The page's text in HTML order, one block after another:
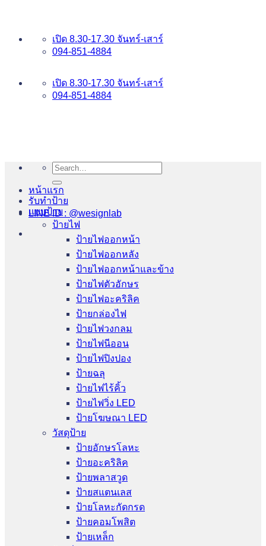
เปิด 8.30-17.30 จันทร์-เสาร์
094-851-4884
เปิด 8.30-17.30 จันทร์-เสาร์
094-851-4884
LINE ID : @wesignlab
Search
for:
หน้าแรก
รับทำป้าย
แบบป้าย
ป้ายไฟ
ป้ายไฟออกหน้า
ป้ายไฟออกหลัง
ป้ายไฟออกหน้าและข้าง
ป้ายไฟตัวอักษร
ป้ายไฟอะคริลิค
ป้ายกล่องไฟ
ป้ายไฟวงกลม
ป้ายไฟนีออน
ป้ายไฟปิงปอง
ป้ายฉลุ
ป้ายไฟไร้คิ้ว
ป้ายไฟวิ่ง LED
ป้ายโฆษณา LED
วัสดุป้าย
ป้ายอักษรโลหะ
ป้ายอะคริลิค
ป้ายพลาสวูด
ป้ายสแตนเลส
ป้ายโลหะกัดกรด
ป้ายคอมโพสิต
ป้ายเหล็ก